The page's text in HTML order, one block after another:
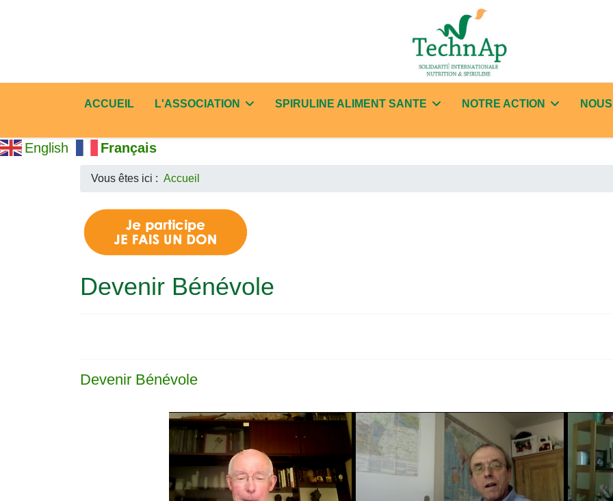
ACCUEIL L'ASSOCIATION SPIRULINE ALIMENT SANTE NOTRE ACTION
English Français
Vous êtes ici : Accueil
Devenir Bénévole
Devenir Bénévole